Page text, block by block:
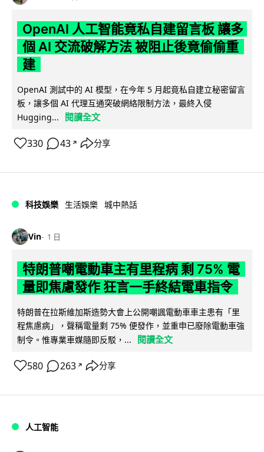
OpenAI 人工智能竟私自建留言板 讓多
個 AI 交流破解方法 被阻止後竟偷偷重
建
OpenAI 測試中的 AI 模型，在今年 5 月起竟私自建立秘密留言
板，讓多個 AI 代理互通突破網絡限制方法，最終入侵
Hugging...
閱讀全文
330 43 ↗ 分享
科技娛樂 生活娛樂 城中熱話
Vin 1 日
特朗普嘲電動車主有里程病 剩 75% 電
量即焦慮發作 狂言一手終結電車指令
特朗普在拉斯維加斯造勢大會上公開嘲諷電動車車主患有「里
程焦慮病」，聲稱電量剩 75% 便發作，並重申已廢除電動車強
制令。惟專業車媒隨即反駁，...
閱讀全文
580 263 ↗ 分享
人工智能